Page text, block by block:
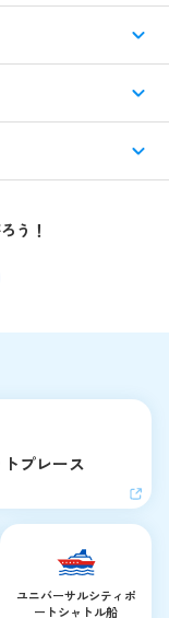
ト
う！
プレース
ユニバーサルシティ ポ
ートシャトル船